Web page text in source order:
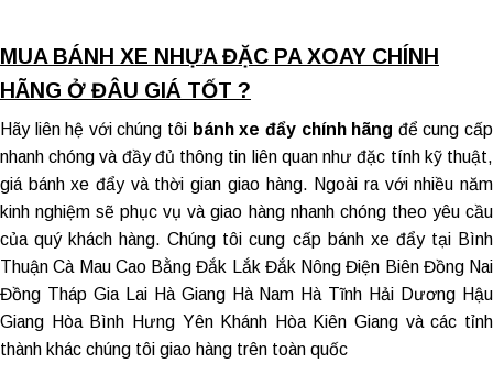
MUA BÁNH XE NHỰA ĐẶC PA XOAY CHÍNH
HÃNG Ở ĐÂU GIÁ TỐT ?
Hãy liên hệ với chúng tôi bánh xe đẩy chính hãng để cung cấp
nhanh chóng và đầy đủ thông tin liên quan như đặc tính kỹ thuật,
giá bánh xe đẩy và thời gian giao hàng. Ngoài ra với nhiều năm
kinh nghiệm sẽ phục vụ và giao hàng nhanh chóng theo yêu cầu
của quý khách hàng. Chúng tôi cung cấp bánh xe đẩy tại Bình
Thuận Cà Mau Cao Bằng Đắk Lắk Đắk Nông Điện Biên Đồng Nai
Đồng Tháp Gia Lai Hà Giang Hà Nam Hà Tĩnh Hải Dương Hậu
Giang Hòa Bình Hưng Yên Khánh Hòa Kiên Giang và các tỉnh
thành khác chúng tôi giao hàng trên toàn quốc